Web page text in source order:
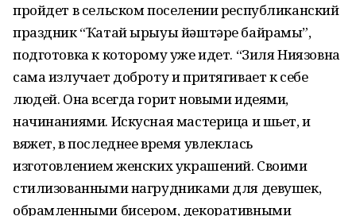
пройдет в сельском поселении республиканский
праздник “Ҡатай ырыуы йәштәре байрамы”,
подготовка к которому уже идет. “Зиля Ниязовна
сама излучает доброту и притягивает к себе
людей. Она всегда горит новыми идеями,
начинаниями. Искусная мастерица и шьет, и
вяжет, в последнее время увлеклась
изготовлением женских украшений. Своими
стилизованными нагрудниками для девушек,
обрамленными бисером, декоративными